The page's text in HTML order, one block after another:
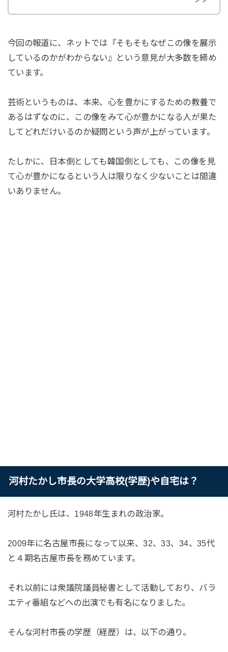
今回の報道に、ネットでは『そもそもなぜこの像を展示
しているのかがわからない』という意見が大多数を締め
ています。
芸術というものは、本来、心を豊かにするための教養で
あるはずなのに、この像をみて心が豊かになる人が果た
してどれだけいるのか疑問という声が上がっています。
たしかに、日本側としても韓国側としても、この像を見
て心が豊かになるという人は限りなく少ないことは間違
いありません。
河村たかし市長の大学高校(学歴)や自宅は？
河村たかし氏は、1948年生まれの政治家。
2009年に名古屋市長になって以来、32、33、34、35代
と４期名古屋市長を務めています。
それ以前には衆議院議員秘書として活動しており、バラ
エティ番組などへの出演でも有名になりました。
そんな河村市長の学歴（経歴）は、以下の通り。